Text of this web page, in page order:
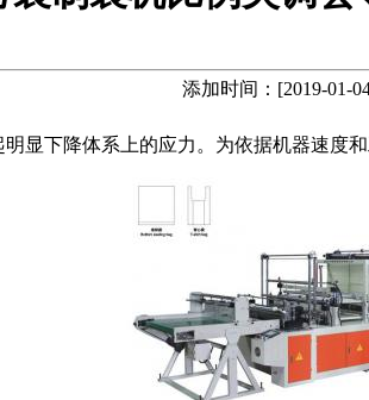
添加时间：[2019-01-
显下降体系上的应力。为依据机器速度